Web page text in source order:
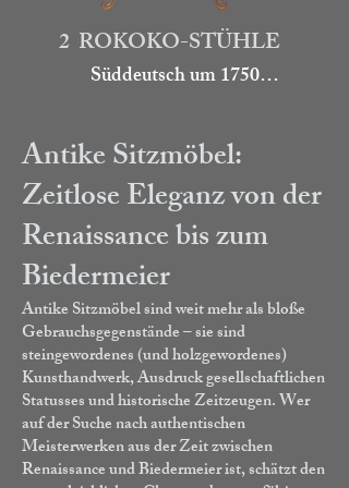
2 ROKOKO-STÜHLE
Süddeutsch um 1750
Rokokomotiven. Die Stühle
wurden restauriert und neu
bezogen.
Höhe 114
4.900.-
Art. go116
Antike Sitzmöbel:
Zeitlose Eleganz von der
Renaissance bis zum
Biedermeier
Antike Sitzmöbel sind weit mehr als bloße
Gebrauchsgegenstände – sie sind
steingewordenes (und holzgewordenes)
Kunsthandwerk, Ausdruck gesellschaftlichen
Statusses und historische Zeitzeugen. Wer
auf der Suche nach authentischen
Meisterwerken aus der Zeit zwischen
Renaissance und Biedermeier ist, schätzt den